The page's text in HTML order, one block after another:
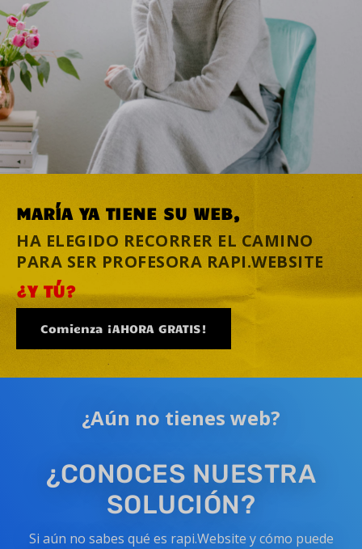
MARÍA YA TIENE SU WEB,
HA ELEGIDO RECORRER EL CAMINO
PARA SER PROFESORA RAPI.WEBSITE
¿Y TÚ?
Comienza ¡AHORA GRATIS!
¿Aún no tienes web?
¿CONOCES NUESTRA
SOLUCIÓN?
Si aún no sabes qué es rapi.Website y cómo puede